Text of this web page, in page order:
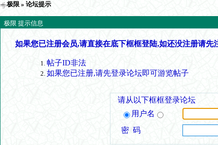
极限 » 论坛提示
极限 提示信息
如果您已注册会员,请直接在底下框框登陆,如还没注册请先
帖子ID非法
如果您已注册,请先登录论坛即可游览帖子
请从以下框框登录论坛
用户名
密 码